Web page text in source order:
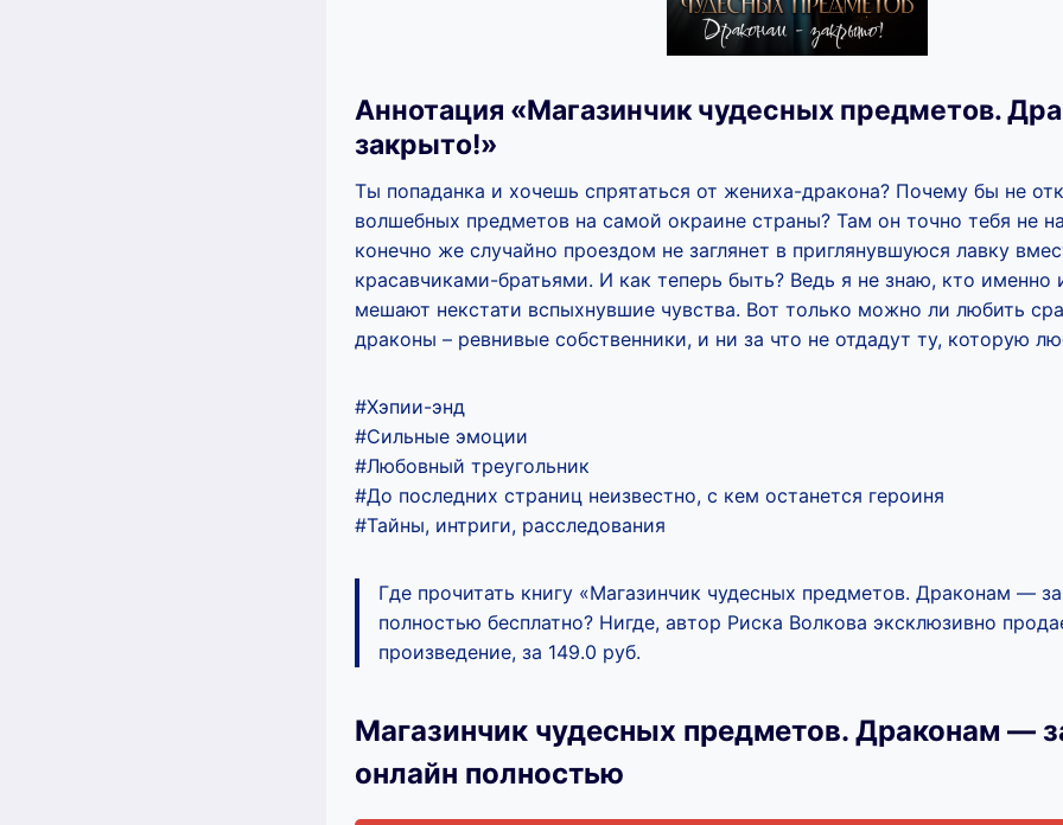
Аннотация «Магазинчик чудесных предметов.
закрыто!»
Ты попаданка и хочешь спрятаться от жениха-дракона? Почему бы не
волшебных предметов на самой окраине страны? Там он точно тебя не
конечно же случайно проездом не заглянет в приглянувшуюся лавку
красавчиками-братьями. И как теперь быть? Ведь я не знаю, кто именно
мешают некстати вспыхнувшие чувства. Вот только можно ли любить
драконы – ревнивые собственники, и ни за что не отдадут ту, которую
#Хэпии-энд
#Сильные эмоции
#Любовный треугольник
#До последних страниц неизвестно, с кем останется героиня
#Тайны, интриги, расследования
Где прочитать книгу «Магазинчик чудесных предметов. Драконам —
полностью бесплатно? Нигде, автор Риска Волкова эксклюзивно
произведение, за 149.0 руб.
Магазинчик чудесных предметов. Драконам —
онлайн полностью